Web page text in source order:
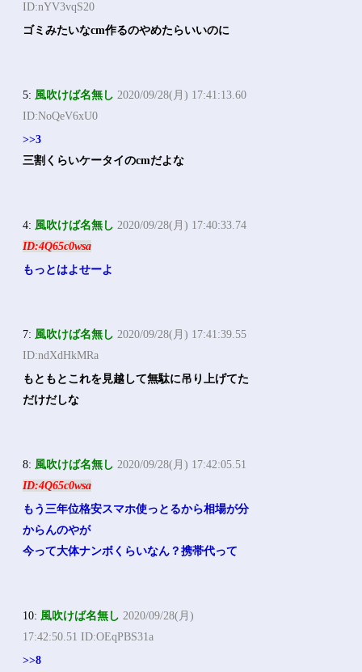
ID:nYV3vqS20
ゴミみたいなcm作るのやめたらいいのに
5: 風吹けば名無し 2020/09/28(月) 17:41:13.60
ID:NoQeV6xU0
>>3
三割くらいケータイのcmだよな
4: 風吹けば名無し 2020/09/28(月) 17:40:33.74
ID:4Q65c0wsa
もっとはよせーよ
7: 風吹けば名無し 2020/09/28(月) 17:41:39.55
ID:ndXdHkMRa
もともとこれを見越して無駄に吊り上げてた
だけだしな
8: 風吹けば名無し 2020/09/28(月) 17:42:05.51
ID:4Q65c0wsa
もう三年位格安スマホ使っとるから相場が分
からんのやが
今って大体ナンボくらいなん？携帯代って
10: 風吹けば名無し 2020/09/28(月)
17:42:50.51 ID:OEqPBS31a
>>8